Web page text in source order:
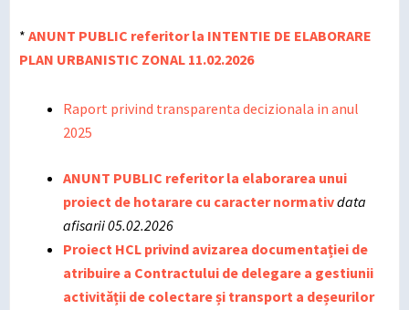
* ANUNT PUBLIC referitor la INTENTIE DE ELABORARE
PLAN URBANISTIC ZONAL 11.02.2026
Raport privind transparenta decizionala in anul
2025
ANUNT PUBLIC referitor la elaborarea unui
proiect de hotarare cu caracter normativdata
afisarii 05.02.2026
Proiect HCL privind avizarea documentației de
atribuire a Contractului de delegare a gestiunii
activității de colectare și transport a deșeurilor